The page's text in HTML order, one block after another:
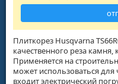
Плиткорез Husqvarna
качественного реза
Применяется на
может использоваться
входит электрический